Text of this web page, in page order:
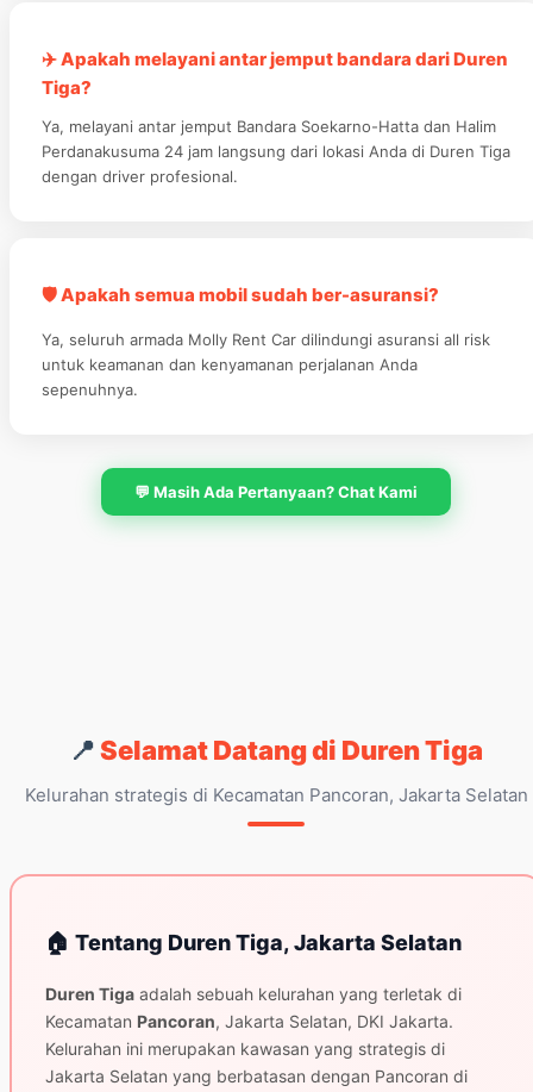
✈️ Apakah melayani antar jemput bandara dari Duren
Tiga?
Ya, melayani antar jemput Bandara Soekarno-Hatta dan Halim
Perdanakusuma 24 jam langsung dari lokasi Anda di Duren Tiga
dengan driver profesional.
🛡️ Apakah semua mobil sudah ber-asuransi?
Ya, seluruh armada Molly Rent Car dilindungi asuransi all risk
untuk keamanan dan kenyamanan perjalanan Anda
sepenuhnya.
💬 Masih Ada Pertanyaan? Chat Kami
📍Selamat Datang di Duren Tiga
Kelurahan strategis di Kecamatan Pancoran, Jakarta Selatan
🏠 Tentang Duren Tiga, Jakarta Selatan
Duren Tigaadalah sebuah kelurahan yang terletak di
Kecamatan Pancoran, Jakarta Selatan, DKI Jakarta.
Kelurahan ini merupakan kawasan yang strategis di
Jakarta Selatan yang berbatasan dengan Pancoran di